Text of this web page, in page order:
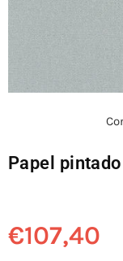
Papel
Precio
€107,40